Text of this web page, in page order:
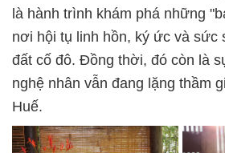
là hành trình khám phá những
nơi hội tụ linh hồn, ký ức và sức
đất cố đô. Đồng thời, đó còn là
nghệ nhân vẫn đang lặng thầm
Huế.